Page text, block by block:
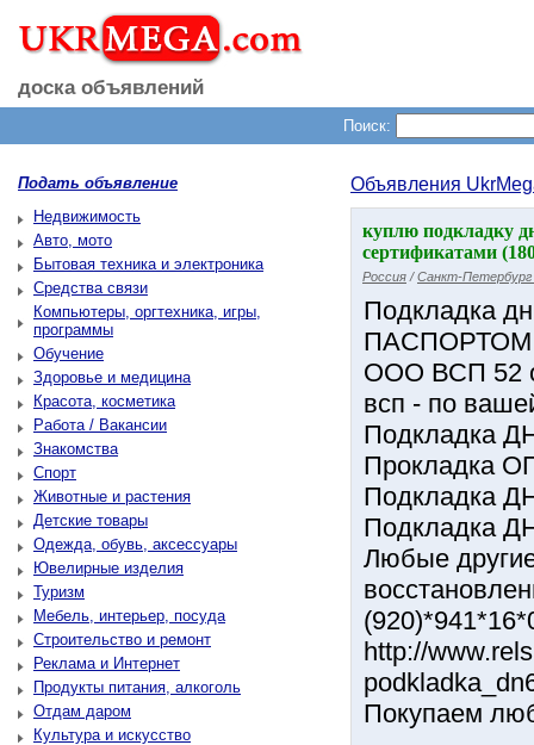
доска объявлений
Поиск:
Подать объявление
Недвижимость
Авто, мото
Бытовая техника и электроника
Средства связи
Компьютеры, оргтехника, игры,
программы
Обучение
Здоровье и медицина
Красота, косметика
Работа / Вакансии
Знакомства
Спорт
Животные и растения
Детские товары
Одежда, обувь, аксессуары
Ювелирные изделия
Туризм
Мебель, интерьер, посуда
Строительство и ремонт
Реклама и Интернет
Продукты питания, алкоголь
Отдам даром
Культура и искусство
Объявления
куплю подкладку
сертификатами
Россия /Санкт-Петербург
Подкладка
ПАСПОРТОМ
ООО ВСП 52
всп - по
Подкладка
Прокладка
Подкладка
Подкладка
Любые
http://
Покупаем